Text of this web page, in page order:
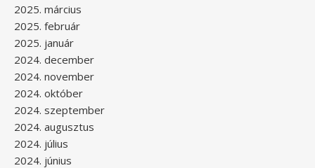
2025. március
2025. február
2025. január
2024. december
2024. november
2024. október
2024. szeptember
2024. augusztus
2024. július
2024. június